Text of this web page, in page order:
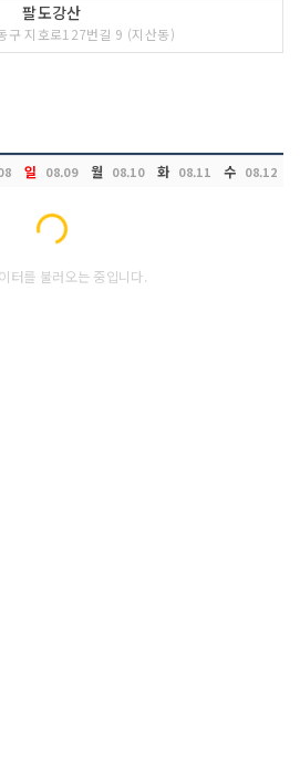
팔도강산
구 지호로127번길 9 (지산동)
일 08.09 월 08.10 화 08.11 수 08.12
Loading...
터를 불러오는 중입니다.